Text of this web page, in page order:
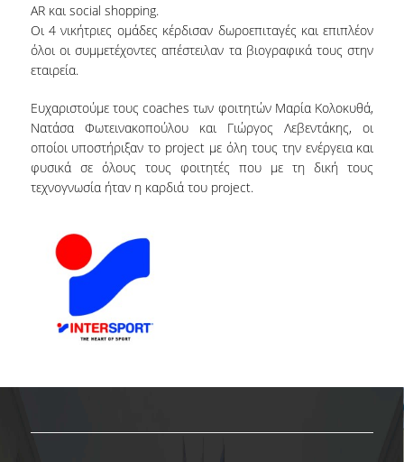
UNDERGRADUATE STUDIES
DEGREE PROGRAM
ERASMUS+ PROGRAM
INTERNSHIP PROGRAM
DOCTORAL PROGRAM
UNDERGRADUATE STUDY PROGRAMME -
AR και social shopping.
Οι 4 νικήτριες ομάδες κέρδισαν δωροεπιταγές και επιπλέον
όλοι οι συμμετέχοντες απέστειλαν τα βιογραφικά τους στην
εταιρεία.
Ευχαριστούμε τους coaches των φοιτητών Μαρία Κολοκυθά,
Νατάσα Φωτεινακοπούλου και Γιώργος Λεβεντάκης, οι
οποίοι υποστήριξαν το project με όλη τους την ενέργεια και
φυσικά σε όλους τους φοιτητές που με τη δική τους
τεχνογνωσία ήταν η καρδιά του project.